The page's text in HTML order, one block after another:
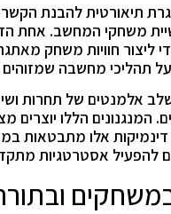
תיאורטית להבנת
משחקי המחשב. אחת
ליצור חוויות משחק
תהליכי מחשבה
אלמנטים של תחרות
המנגנונים הללו
אלו מתבטאות
להפעיל אסטרטגיות